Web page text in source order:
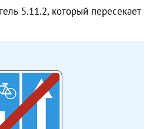
5.11.2, который пересекает